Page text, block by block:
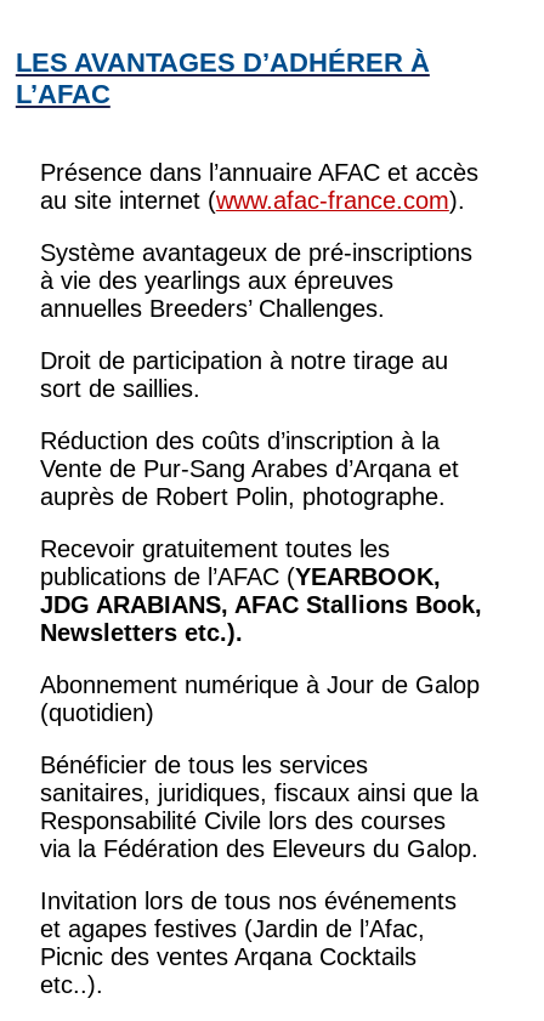
LES AVANTAGES D’ADHÉRER À
L’AFAC
Présence dans l’annuaire AFAC et accès
au site internet (www.afac-france.com).
Système avantageux de pré-inscriptions
à vie des yearlings aux épreuves
annuelles Breeders’ Challenges.
Droit de participation à notre tirage au
sort de saillies.
Réduction des coûts d’inscription à la
Vente de Pur-Sang Arabes d’Arqana et
auprès de Robert Polin, photographe.
Recevoir gratuitement toutes les
publications de l’AFAC (YEARBOOK,
JDG ARABIANS, AFAC Stallions Book,
Newsletters etc.).
Abonnement numérique à Jour de Galop
(quotidien)
Bénéficier de tous les services
sanitaires, juridiques, fiscaux ainsi que la
Responsabilité Civile lors des courses
via la Fédération des Eleveurs du Galop.
Invitation lors de tous nos événements
et agapes festives (Jardin de l’Afac,
Picnic des ventes Arqana Cocktails
etc..).